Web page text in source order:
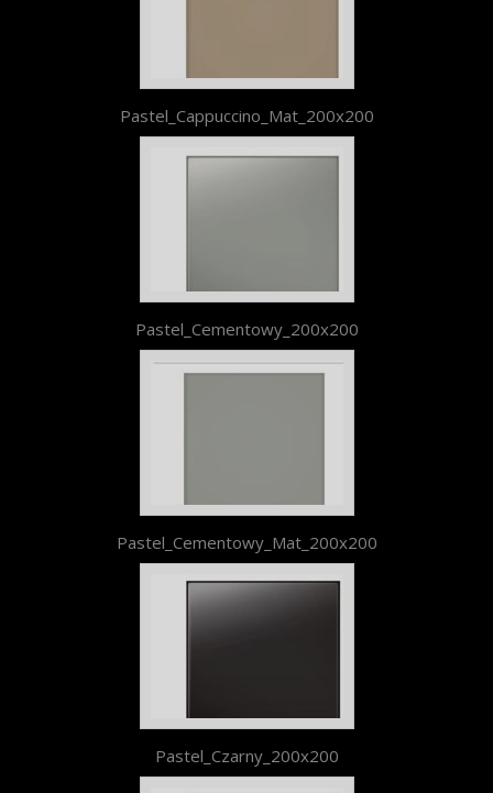
Pastel_Cappuccino_Mat_200x200
Pastel_Cementowy_200x200
Pastel_Cementowy_Mat_200x200
Pastel_Czarny_200x200